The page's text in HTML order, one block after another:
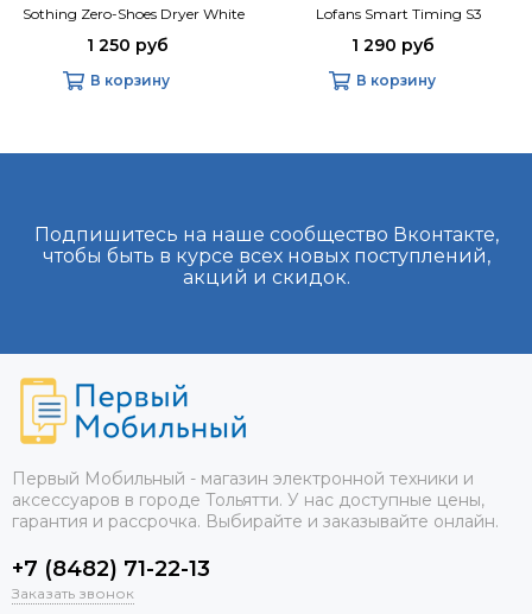
Sothing Zero-Shoes Dryer White
1 250 руб
В корзину
Lofans Smart Timing S3
1 290 руб
В корзину
Подпишитесь на наше сообщество Вконтакте,
чтобы быть в курсе всех новых поступлений,
акций и скидок.
Первый Мобильный - магазин электронной техники и
аксессуаров в городе Тольятти. У нас доступные цены,
гарантия и рассрочка. Выбирайте и заказывайте онлайн.
+7 (8482) 71-22-13
Заказать звонок